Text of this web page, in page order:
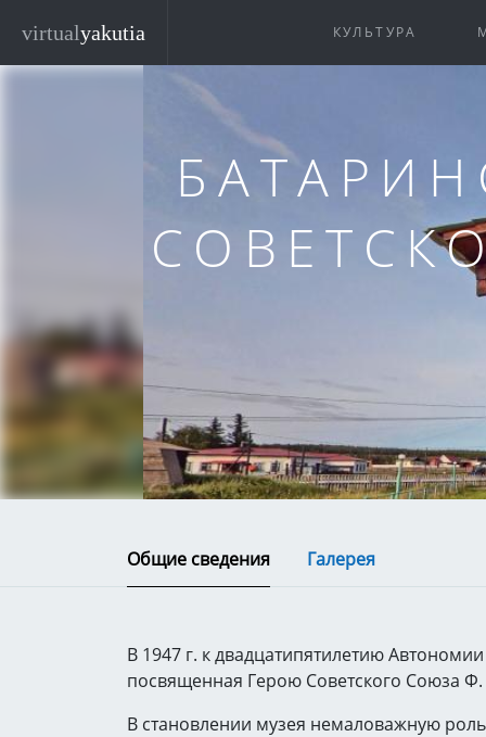
virtualyakutia КУЛЬТУРА
Общие сведения Галерея
В 1947 г. к двадцатипятилетию
посвященная Герою Советского Союза
В становлении музея немаловажную